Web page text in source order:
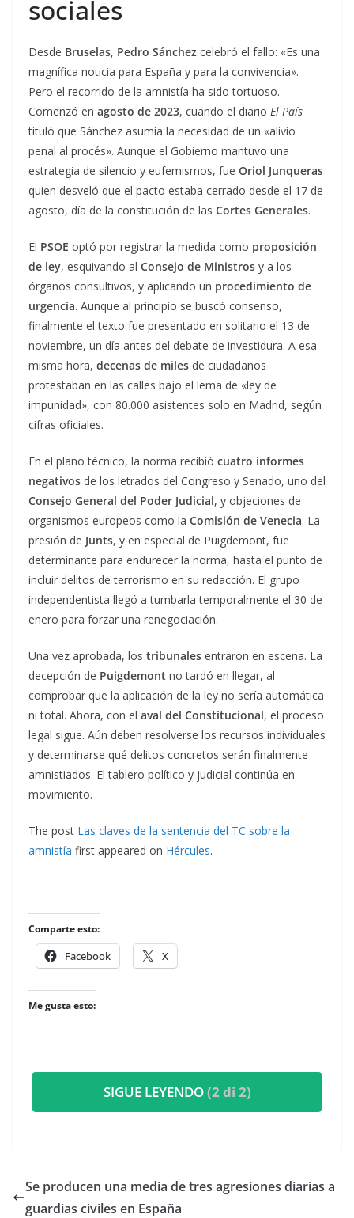
sociales
Desde Bruselas, Pedro Sánchez celebró el fallo: «Es una
magnífica noticia para España y para la convivencia».
Pero el recorrido de la amnistía ha sido tortuoso.
Comenzó en agosto de 2023, cuando el diario El País
tituló que Sánchez asumía la necesidad de un «alivio
penal al procés». Aunque el Gobierno mantuvo una
estrategia de silencio y eufemismos, fue Oriol Junqueras
quien desveló que el pacto estaba cerrado desde el 17 de
agosto, día de la constitución de las Cortes Generales.
El PSOE optó por registrar la medida como proposición
de ley, esquivando al Consejo de Ministros y a los
órganos consultivos, y aplicando un procedimiento de
urgencia. Aunque al principio se buscó consenso,
finalmente el texto fue presentado en solitario el 13 de
noviembre, un día antes del debate de investidura. A esa
misma hora, decenas de miles de ciudadanos
protestaban en las calles bajo el lema de «ley de
impunidad», con 80.000 asistentes solo en Madrid, según
cifras oficiales.
En el plano técnico, la norma recibió cuatro informes
negativos de los letrados del Congreso y Senado, uno del
Consejo General del Poder Judicial, y objeciones de
organismos europeos como la Comisión de Venecia. La
presión de Junts, y en especial de Puigdemont, fue
determinante para endurecer la norma, hasta el punto de
incluir delitos de terrorismo en su redacción. El grupo
independentista llegó a tumbarla temporalmente el 30 de
enero para forzar una renegociación.
Una vez aprobada, los tribunales entraron en escena. La
decepción de Puigdemont no tardó en llegar, al
comprobar que la aplicación de la ley no sería automática
ni total. Ahora, con el aval del Constitucional, el proceso
legal sigue. Aún deben resolverse los recursos individuales
y determinarse qué delitos concretos serán finalmente
amnistiados. El tablero político y judicial continúa en
movimiento.
The post Las claves de la sentencia del TC sobre la
amnistía first appeared on Hércules.
Comparte esto:
Facebook X
Me gusta esto:
SIGUE LEYENDO(2 di 2)
Se producen una media de tres agresiones diarias a
guardias civiles en España